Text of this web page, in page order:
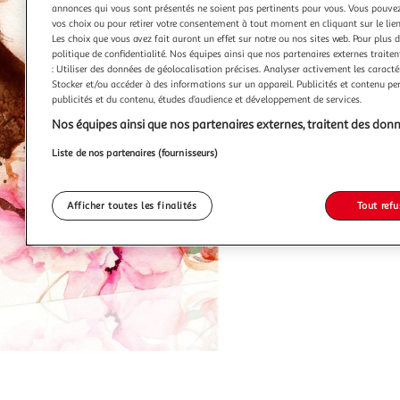
annonces qui vous sont présentés ne soient pas pertinents pour vous. Vous
vos choix ou pour retirer votre consentement à tout moment en cliquant sur le lien
Les choix que vous avez fait auront un effet sur notre ou nos sites web. Pour plus
politique de confidentialité. Nos équipes ainsi que nos partenaires externes
: Utiliser des données de géolocalisation précises. Analyser activement les
Stocker et/ou accéder à des informations sur un appareil. Publicités et contenu
publicités et du contenu, études d’audience et développement de services.
Nos équipes ainsi que nos partenaires externes, traitent des
Liste de nos partenaires (fournisseurs)
Afficher toutes les finalités Tout